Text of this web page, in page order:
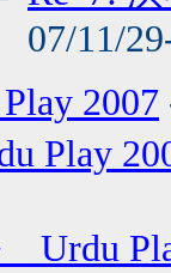
07/11/
2007
Play
Urdu